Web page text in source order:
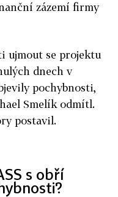
zázemí firmy
ujmout se projektu
dnech v
pochybnosti,
Smelík odmítl.
postavil.
s obří